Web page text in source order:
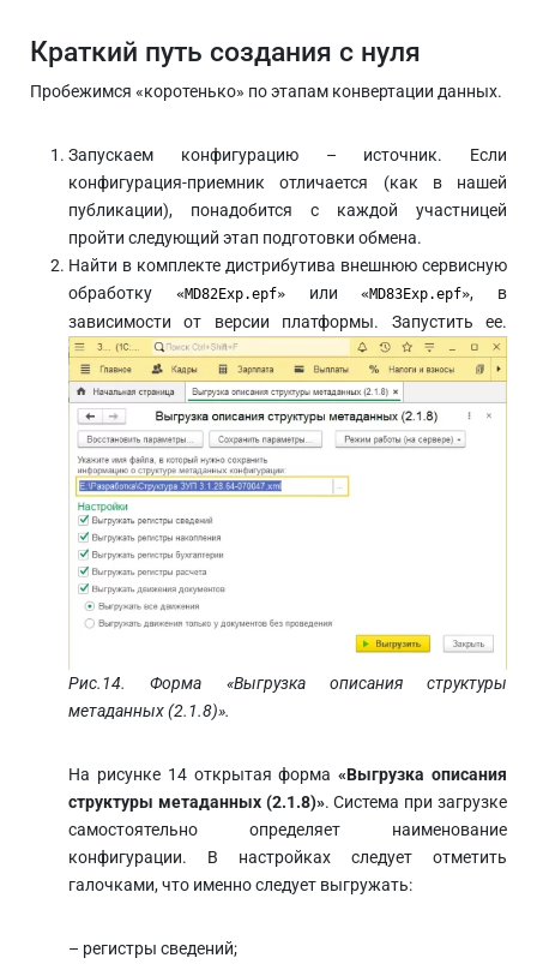
Краткий путь создания с нуля
Пробежимся «коротенько» по этапам конвертации данных.
Запускаем конфигурацию – источник. Если
конфигурация-приемник отличается (как в нашей
публикации), понадобится с каждой участницей
пройти следующий этап подготовки обмена.
Найти в комплекте дистрибутива внешнюю сервисную
обработку «MD82Exp.epf»или«MD83Exp.epf», в
зависимости от версии платформы. Запустить ее.
Рис.14. Форма «Выгрузка описания структуры
метаданных (2.1.8)».
На рисунке 14 открытая форма«Выгрузка описания
структуры метаданных (2.1.8)». Система при загрузке
самостоятельно определяет наименование
конфигурации. В настройках следует отметить
галочками, что именно следует выгружать:
– регистры сведений;